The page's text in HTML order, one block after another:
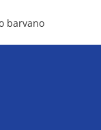
barvano